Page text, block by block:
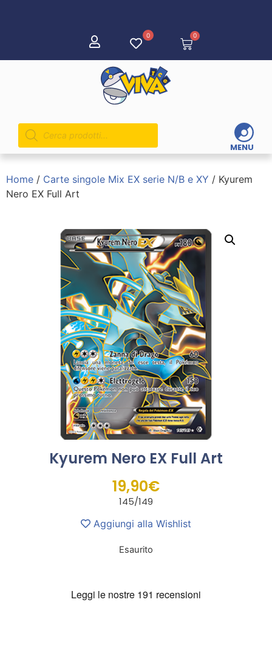
0 0
MENU
Home / Carte singole Mix EX serie N/B e XY / Kyurem
Nero EX Full Art
Kyurem Nero EX Full Art
19,90€
145/149
Aggiungi alla Wishlist
Esaurito